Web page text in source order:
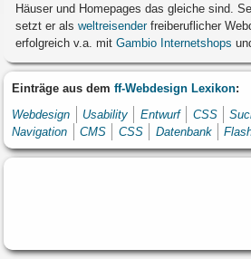
Häuser und Homepages das gleiche sind.
setzt er alsweltreisenderfreiberuflicher
erfolgreich v.a. mitGambio Internetshops
Einträge aus demff-Webdesign Lexikon:
Webdesign
Usability Entwurf CSS
Navigation
CMS CSS Datenbank